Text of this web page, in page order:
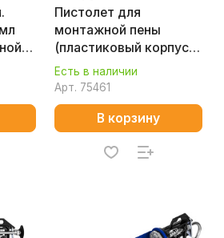
Пистолет для
монтажной пены
(пластиковый корпус)
КОБАЛЬТ 919-631
Есть в наличии
Арт. 75461
В корзину